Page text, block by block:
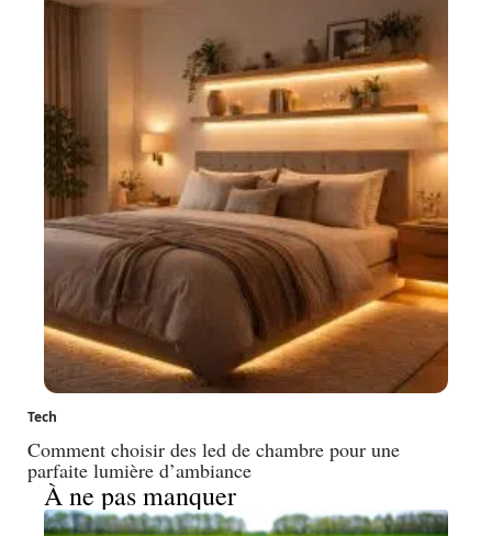
Tech
Comment choisir des led de chambre pour une
parfaite lumière d’ambiance
À ne pas manquer